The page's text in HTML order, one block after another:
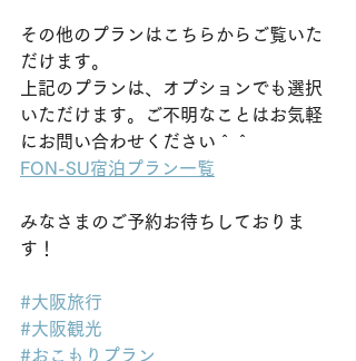
その他のプランはこちらからご覧いた
だけます。
上記のプランは、オプションでも選択
いただけます。ご不明なことはお気軽
にお問い合わせください＾＾
FON-SU宿泊プラン一覧
みなさまのご予約お待ちしておりま
す！
#大阪旅行
#大阪観光
#おこもりプラン